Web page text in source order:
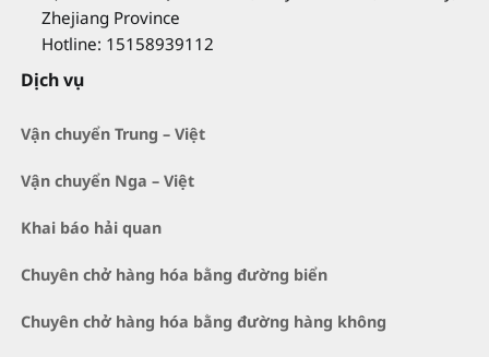
Zhejiang Province
Hotline: 15158939112
Dịch vụ
Vận chuyển Trung – Việt
Vận chuyển Nga – Việt
Khai báo hải quan
Chuyên chở hàng hóa bằng đường biển
Chuyên chở hàng hóa bằng đường hàng không